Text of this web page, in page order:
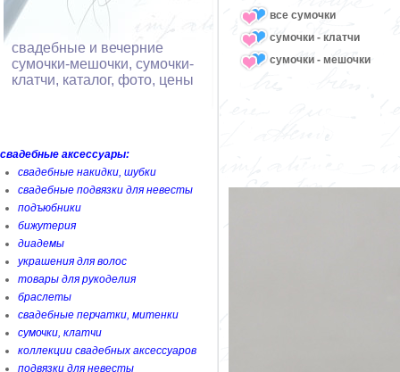
свадебные и вечерние
сумочки-мешочки, сумочки-
клатчи, каталог, фото, цены
свадебные аксессуары:
свадебные накидки, шубки
свадебные подвязки для невесты
подъюбники
бижутерия
диадемы
украшения для волос
товары для рукоделия
браслеты
свадебные перчатки, митенки
сумочки, клатчи
коллекции свадебных аксессуаров
подвязки для невесты
все сумочки
сумочки - клатчи
сумочки - мешочки